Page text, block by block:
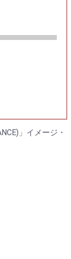
」イメージ・